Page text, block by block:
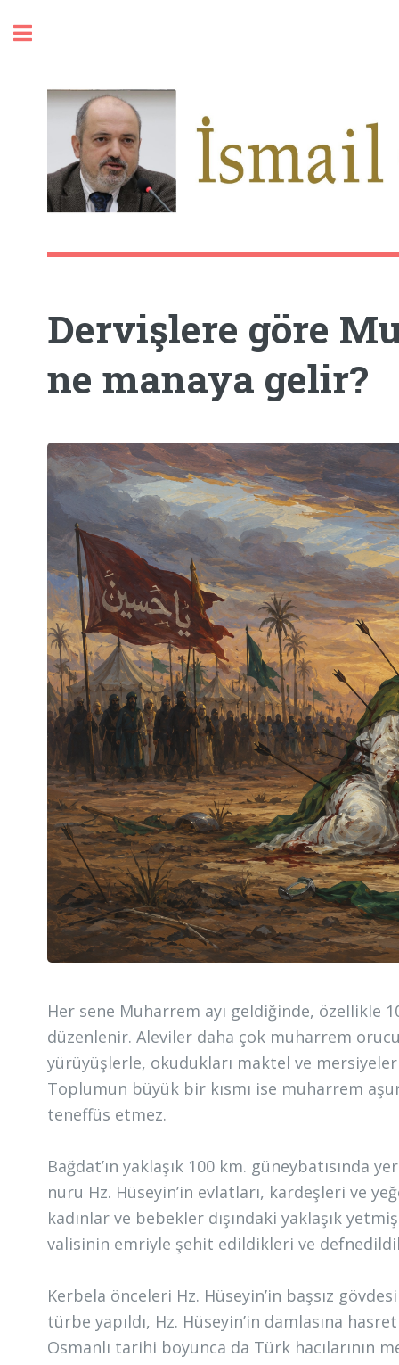
Dervişlere göre
ne manaya gelir?
Her sene Muharrem ayı geldiğinde, özellikle
düzenlenir. Aleviler daha çok muharrem
yürüyüşlerle, okudukları maktel ve
Toplumun büyük bir kısmı ise muharrem
teneffüs etmez.
Bağdat’ın yaklaşık 100 km. güneybatısında
nuru Hz. Hüseyin’in evlatları, kardeşleri ve
kadınlar ve bebekler dışındaki yaklaşık
valisinin emriyle şehit edildikleri ve
Kerbela önceleri Hz. Hüseyin’in başsız
türbe yapıldı, Hz. Hüseyin’in damlasına
Osmanlı tarihi boyunca da Türk